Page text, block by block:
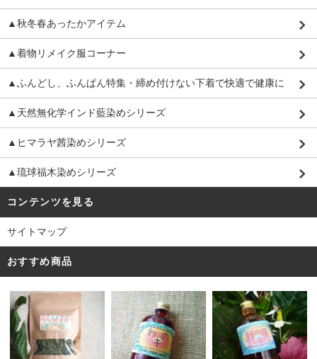
▲秋冬春あったかアイテム
▲着物リメイク服コーナー
▲ふんどし、ふんぱん特集・締め付けない下着で快適で健康に
▲天然無化学インド藍染めシリーズ
▲ヒマラヤ茜染めシリーズ
▲琉球福木染めシリーズ
コンテンツを見る
サイトマップ
おすすめ商品